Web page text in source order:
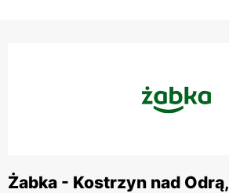
Żabka - Kostrzyn nad Odrą,